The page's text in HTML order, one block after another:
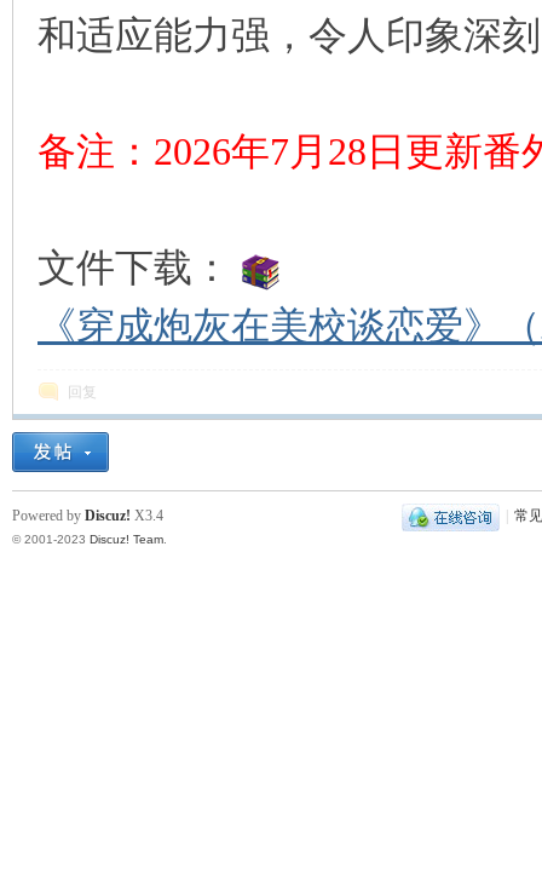
和适应能力强，令人印象深
备注：2026年7月28日更新
文件下载：
《穿成炮灰在美校谈恋爱》
回复
常
Powered by Discuz! X3.4
© 2001-2023 Discuz! Team